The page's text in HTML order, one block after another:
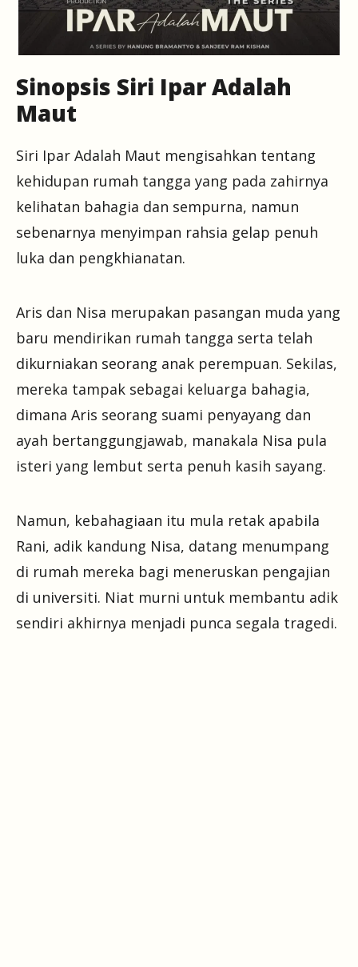
Sinopsis Siri Ipar Adalah
Maut
Siri Ipar Adalah Maut mengisahkan tentang
kehidupan rumah tangga yang pada zahirnya
kelihatan bahagia dan sempurna, namun
sebenarnya menyimpan rahsia gelap penuh
luka dan pengkhianatan.
Aris dan Nisa merupakan pasangan muda yang
baru mendirikan rumah tangga serta telah
dikurniakan seorang anak perempuan. Sekilas,
mereka tampak sebagai keluarga bahagia,
dimana Aris seorang suami penyayang dan
ayah bertanggungjawab, manakala Nisa pula
isteri yang lembut serta penuh kasih sayang.
Namun, kebahagiaan itu mula retak apabila
Rani, adik kandung Nisa, datang menumpang
di rumah mereka bagi meneruskan pengajian
di universiti. Niat murni untuk membantu adik
sendiri akhirnya menjadi punca segala tragedi.